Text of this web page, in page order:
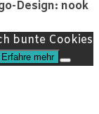
Design: nook
bunte Cookies
Erfahre mehr